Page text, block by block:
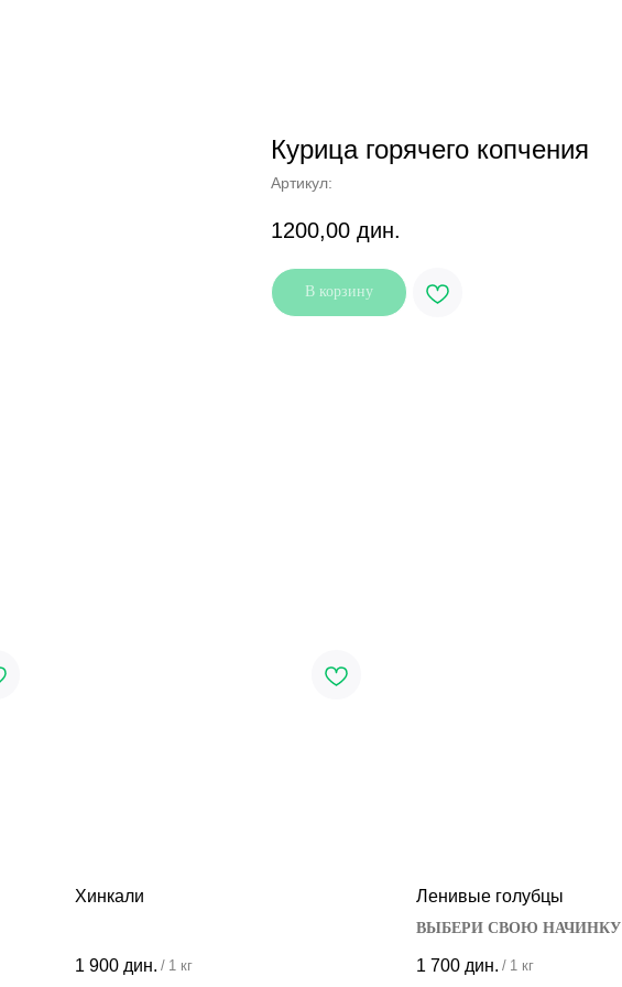
Курица горячего копчения
Артикул:
1200,00 дин.
В корзину
Хинкали
1 900 дин. / 1 кг
Ленивые голубцы
ВЫБЕРИ СВОЮ НАЧИНКУ
1 700 дин. / 1 кг